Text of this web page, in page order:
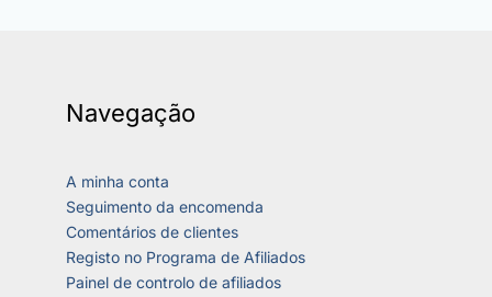
Navegação
A minha conta
Seguimento da encomenda
Comentários de clientes
Registo no Programa de Afiliados
Painel de controlo de afiliados